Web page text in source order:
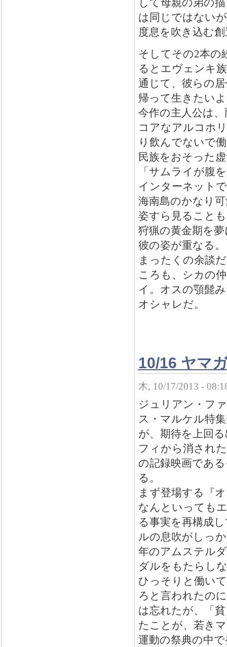
して母親の弟の
は同じではない
度息を吹き込む
そしてその2本の
るとエヴェンキ
通じて、彼らの
帰って生きたい
今作の主人公は
コアなアルコホ
り飲んでないで
民族をおそった
「サムライが腹
インターネット
海南島のかなり
姿すら見ること
狩猟の黄金期を
彼の姿が重なる。
まったくの余談
ころも、シカの
イ。オスの顎髭
オシャレだ。
10/16 ヤマ
木, 10/17/2013 -
ジュリアン・フ
ス・マルケル特
が、期待を上回
フィから消され
の記録映画であ
る。
まず登場する『
なんといっても
る事実を再構成
ルの息吹がしっ
年のアムステル
ダルをもたらし
ひっそりと働い
ろと言われたの
は忘れたが、「
たことが、若き
運動の祭典の中